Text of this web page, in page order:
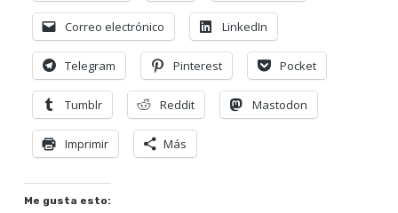
Correo electrónico LinkedIn
Telegram Pinterest Pocket
Tumblr Reddit Mastodon
Imprimir Más
Me gusta esto: